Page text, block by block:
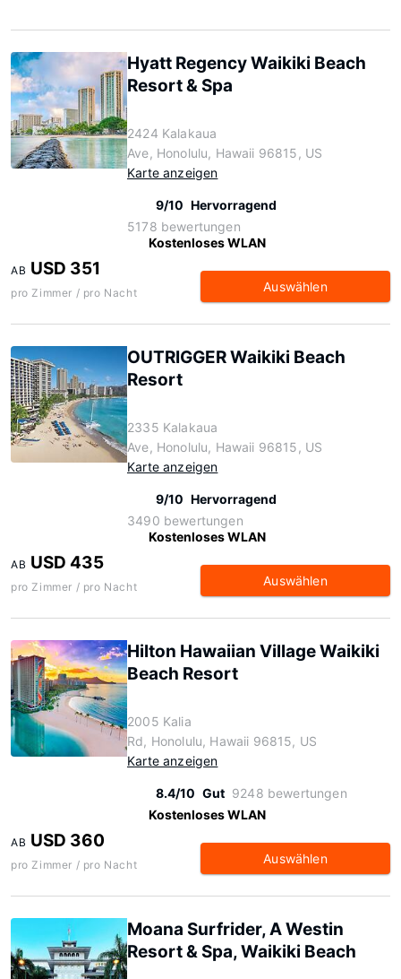
Hyatt Regency Waikiki Beach
Resort & Spa
2424 Kalakaua
Ave, Honolulu, Hawaii 96815, US
Karte anzeigen
9/10 Hervorragend
5178 bewertungen
Kostenloses WLAN
AB USD 351
pro Zimmer / pro Nacht Auswählen
OUTRIGGER Waikiki Beach
Resort
2335 Kalakaua
Ave, Honolulu, Hawaii 96815, US
Karte anzeigen
9/10 Hervorragend
3490 bewertungen
Kostenloses WLAN
AB USD 435
pro Zimmer / pro Nacht Auswählen
Hilton Hawaiian Village Waikiki
Beach Resort
2005 Kalia
Rd, Honolulu, Hawaii 96815, US
Karte anzeigen
8.4/10 Gut 9248 bewertungen
Kostenloses WLAN
AB USD 360
pro Zimmer / pro Nacht Auswählen
Moana Surfrider, A Westin
Resort & Spa, Waikiki Beach